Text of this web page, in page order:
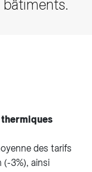
bâtiments.
des tarifs
3%), ainsi